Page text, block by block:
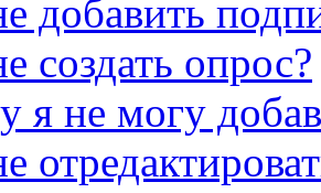
добавить
создать опрос?
я не могу